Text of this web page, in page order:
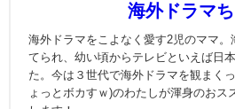
海外ドラマ
海外ドラマをこよなく愛す2児のママ
てられ、幼い頃からテレビといえば日
た。今は３世代で海外ドラマを観まく
ょっとボカすｗ)のわたしが渾身のおス